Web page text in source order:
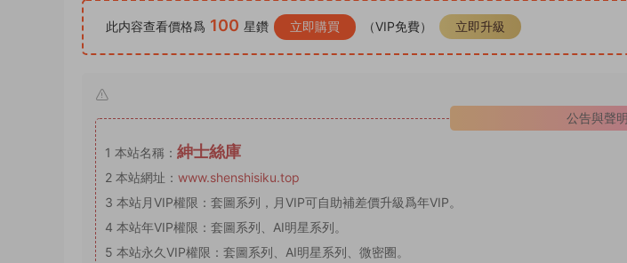
此内容查看價格爲 100 星鑽 立即購買 （VIP免費） 立即升級
公告與聲明
1 本站名稱： 紳士絲庫
2 本站網址： www.shenshisiku.top
3 本站月VIP權限：套圖系列，月VIP可自助補差價升級爲年VIP。
4 本站年VIP權限：套圖系列、AI明星系列。
5 本站永久VIP權限：套圖系列、AI明星系列、微密圈。